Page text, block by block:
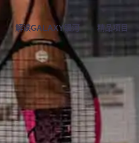
解读GALAXY银河 精品项目